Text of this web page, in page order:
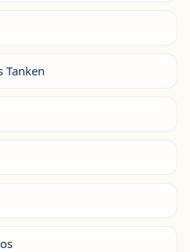
Tanken